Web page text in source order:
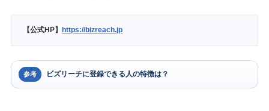
【公式HP】 https://bizreach.jp
参考 ビズリーチに登録できる人の特徴は？